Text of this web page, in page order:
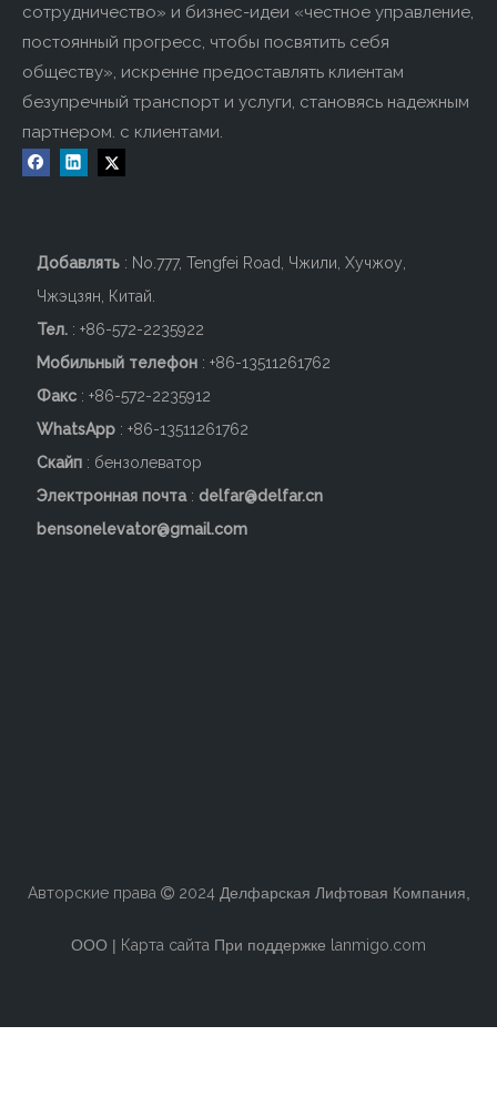
сотрудничество» и бизнес-идеи «честное управление,
постоянный прогресс, чтобы посвятить себя
обществу», искренне предоставлять клиентам
безупречный транспорт и услуги, становясь надежным
партнером. с клиентами.
Добавлять : No.777, Tengfei Road, Чжили, Хучжоу,
Чжэцзян, Китай.
Тел. : +86-572-2235922
Мобильный телефон : +86-13511261762
Факс : +86-572-2235912
WhatsApp : +86-13511261762
Скайп : бензолеватор
Электронная почта: delfar@delfar.cn
bensonelevator@gmail.com
Авторские права 2024 Делфарская Лифтовая Компания,
ООО | Карта сайта При поддержке lanmigo.com